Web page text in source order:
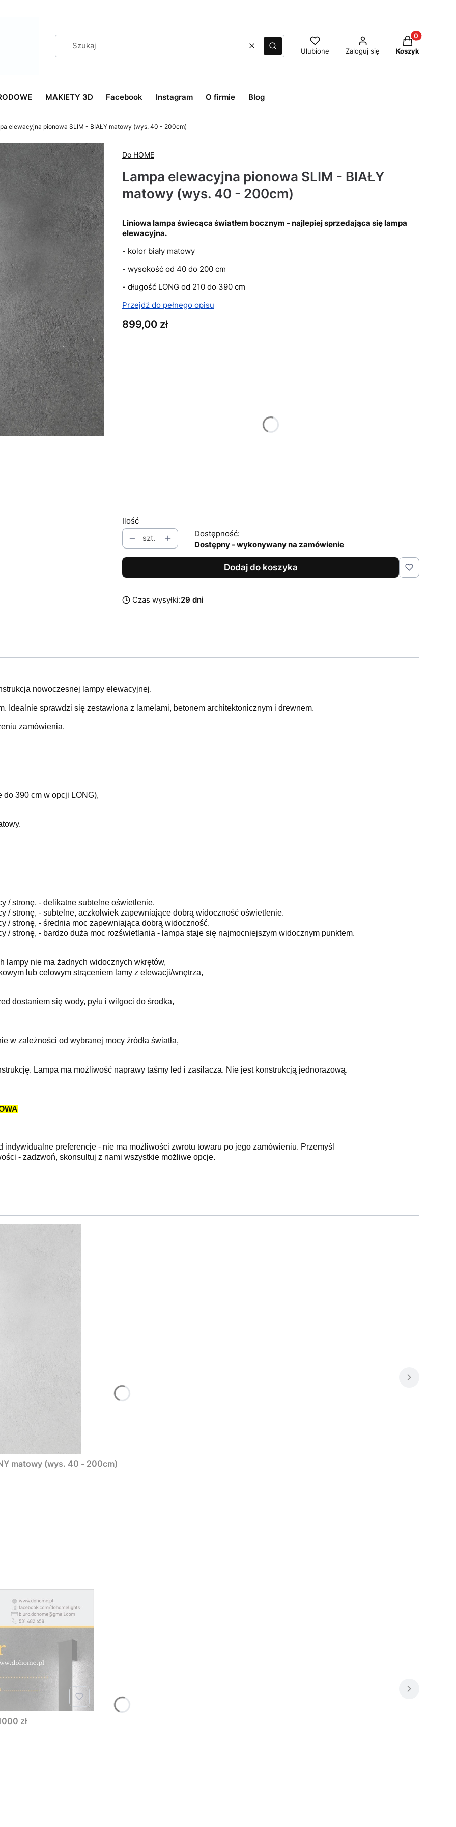
WyczyśćSzukaj Ulubione Zaloguj się
Produkty w
Koszyk
MAKIETY 3D Facebook Instagram O firmie Blog
elewacyjna pionowa SLIM - BIAŁY matowy (wys. 40 - 200cm)
Do HOME
Lampa elewacyjna pionowa SLIM - BIAŁY
matowy (wys. 40 - 200cm)
Liniowa lampa świecąca światłem bocznym - najlepiej sprzedająca się lampa
elewacyjna.
- kolor biały matowy
- wysokość od 40 do 200 cm
- długość LONG od 210 do 390 cm
Przejdź do pełnego opisu
Cena
899,00 zł
Ilość
szt.
Dostępność:
Dostępny - wykonywany na zamówienie
Dodaj do koszyka
Czas wysyłki:29 dni
nowoczesnej lampy elewacyjnej.
Idealnie sprawdzi się zestawiona z lamelami, betonem architektonicznym i drewnem.
zamówienia.
do 390 cm w opcji LONG),
/ stronę, - delikatne subtelne oświetlenie.
/ stronę, - subtelne, aczkolwiek zapewniające dobrą widoczność oświetlenie.
/ stronę, - średnia moc zapewniająca dobrą widoczność.
/ stronę, - bardzo duża moc rozświetlania - lampa staje się najmocniejszym widocznym punktem.
lampy nie ma żadnych widocznych wkrętów,
lub celowym strąceniem lamy z elewacji/wnętrza,
dostaniem się wody, pyłu i wilgoci do środka,
w zależności od wybranej mocy źródła światła,
Lampa ma możliwość naprawy taśmy led i zasilacza. Nie jest konstrukcją jednorazową.
preferencje - nie ma możliwości zwrotu towaru po jego zamówieniu. Przemyśl
- zadzwoń, skonsultuj z nami wszystkie możliwe opcje.
matowy (wys. 40 - 200cm)
zł